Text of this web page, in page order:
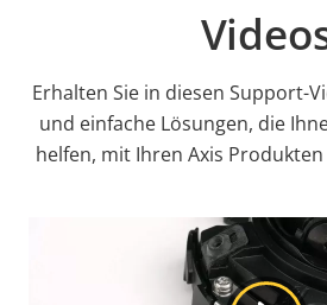
Erhalten Sie in diesen Support-
und einfache Lösungen, die
helfen, mit Ihren Axis